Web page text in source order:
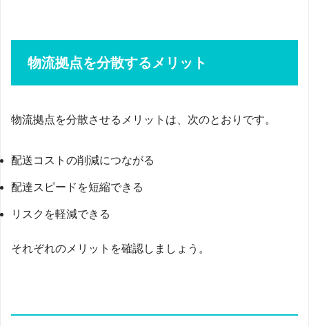
物流拠点を分散するメリット
物流拠点を分散させるメリットは、次のとおりです。
配送コストの削減につながる
配達スピードを短縮できる
リスクを軽減できる
それぞれのメリットを確認しましょう。